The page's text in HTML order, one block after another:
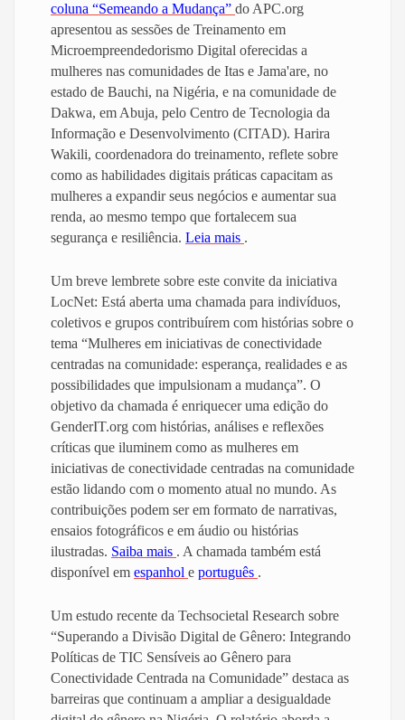
coluna “Semeando a Mudança” do APC.org
apresentou as sessões de Treinamento em
Microempreendedorismo Digital oferecidas a
mulheres nas comunidades de Itas e Jama'are, no
estado de Bauchi, na Nigéria, e na comunidade de
Dakwa, em Abuja, pelo Centro de Tecnologia da
Informação e Desenvolvimento (CITAD). Harira
Wakili, coordenadora do treinamento, reflete sobre
como as habilidades digitais práticas capacitam as
mulheres a expandir seus negócios e aumentar sua
renda, ao mesmo tempo que fortalecem sua
segurança e resiliência. Leia mais .
Um breve lembrete sobre este convite da iniciativa
LocNet: Está aberta uma chamada para indivíduos,
coletivos e grupos contribuírem com histórias sobre o
tema “Mulheres em iniciativas de conectividade
centradas na comunidade: esperança, realidades e as
possibilidades que impulsionam a mudança”. O
objetivo da chamada é enriquecer uma edição do
GenderIT.org com histórias, análises e reflexões
críticas que iluminem como as mulheres em
iniciativas de conectividade centradas na comunidade
estão lidando com o momento atual no mundo. As
contribuições podem ser em formato de narrativas,
ensaios fotográficos e em áudio ou histórias
ilustradas. Saiba mais . A chamada também está
disponível em espanhol e português .
Um estudo recente da Techsocietal Research sobre
“Superando a Divisão Digital de Gênero: Integrando
Políticas de TIC Sensíveis ao Gênero para
Conectividade Centrada na Comunidade” destaca as
barreiras que continuam a ampliar a desigualdade